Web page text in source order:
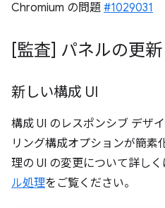
Chromium の問題 #1029031
[監査] パネルの更新
新しい構成 UI
構成 UI のレスポンシブ デザ
リング構成オプションが簡素
理の UI の変更について詳しく
ル処理をご覧ください。